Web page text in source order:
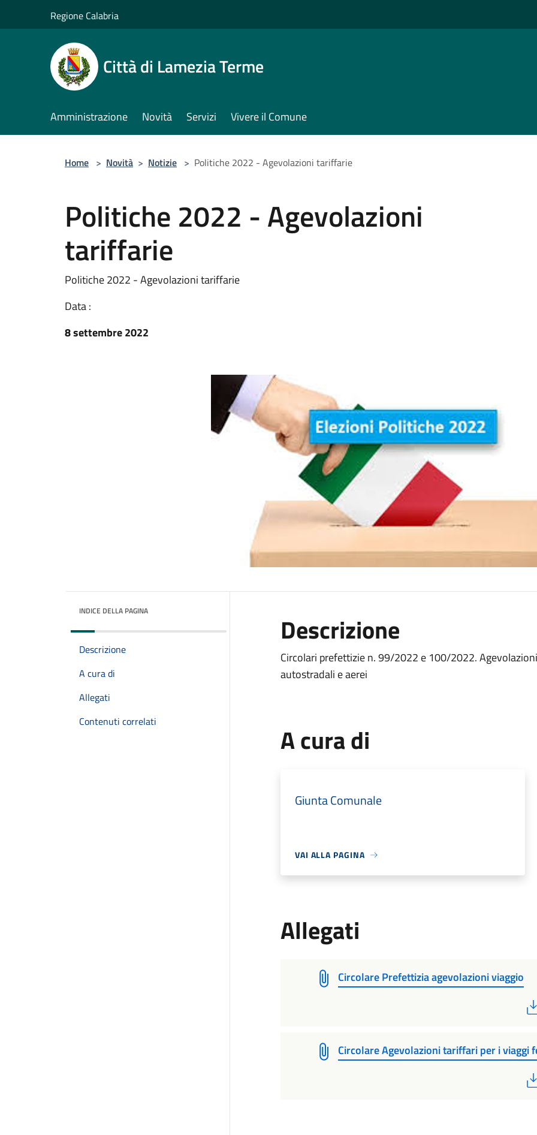
Regione Calabria
Città di Lamezia Terme
Amministrazione Novità Servizi Vivere il Comune
Home > Novità > Notizie > Politiche 2022 - Agevolazioni tariffarie
Politiche 2022 - Agevolazioni
tariffarie
Politiche 2022 - Agevolazioni tariffarie
Data :
8 settembre 2022
INDICE DELLA PAGINA
Descrizione
A cura di
Allegati
Contenuti correlati
Descrizione
Circolari prefettizie n. 99/2022 e 100/2022.
autostradali e aerei
A cura di
Giunta Comunale
VAI ALLA PAGINA
Allegati
Circolare Prefettizia agevolazioni viaggio
Circolare Agevolazioni tariffari per i viaggi